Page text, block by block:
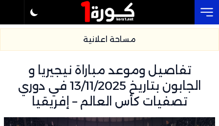
مساحة اعلانية
تفاصيل وموعد مباراة نيجيريا و
الجابون بتاريخ 13/11/2025 في دوري
تصفيات كأس العالم – إفريقيا